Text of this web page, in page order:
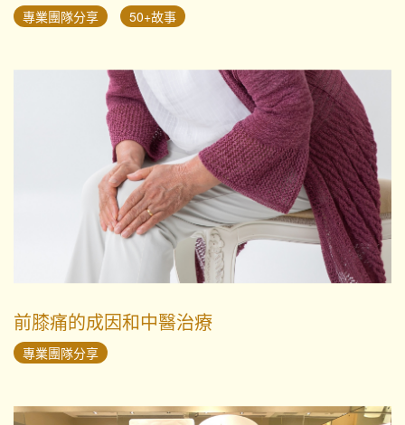
專業團隊分享 50+故事
前膝痛的成因和中醫治療
專業團隊分享